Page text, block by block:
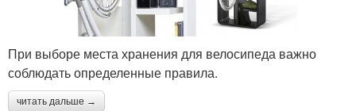
При выборе места хранения для велосипеда важно
соблюдать определенные правила.
читать дальше →